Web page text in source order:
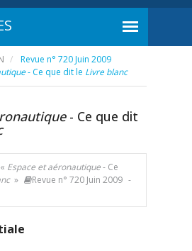
Revue n° 720 Juin 2009
- Ce que dit le Livre blanc
- Ce que dit
Espace et aéronautique- Ce
» Revue n° 720 Juin 2009 -